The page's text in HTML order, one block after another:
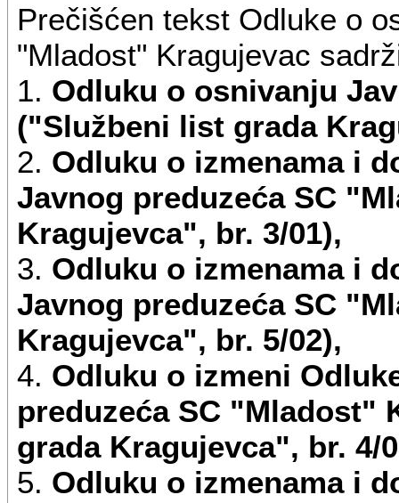
- 56.30 usluge pripreme i
- 49.41 drumski prevoz
- 43.39 ostali završni
- 47.78 trgovina na malo
- 86.90 ostala zdravstvena
O promeni delatnosti
odbor Preduzeća, uz
Javno preduzeće može
delatnosti koje služe
registar, u manjem obimu
Prečišćen tekst Odluke o
"Mladost" Kragujevac
1. Odluku o osnivanju
("Službeni list grada
2. Odluku o izmenama i
Javnog preduzeća SC
Kragujevca", br. 3/01),
3. Odluku o izmenama i
Javnog preduzeća SC
Kragujevca", br. 5/02),
4. Odluku o izmeni
preduzeća SC "Mladost"
grada Kragujevca", br. 4/
5. Odluku o izmenama i